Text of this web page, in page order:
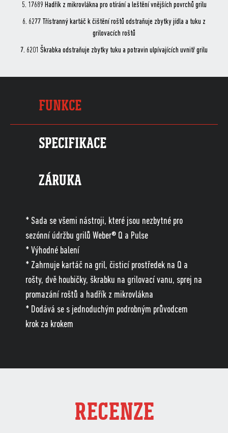
5. 17689 Hadřík z mikrovlákna pro otírání a leštění vnějších povrchů grilu
6. 6277 Třístranný kartáč k čištění roštů odstraňuje zbytky jídla a tuku z
grilovacích roštů
7. 6201 Škrabka odstraňuje zbytky tuku a potravin ulpívajících uvnitř grilu
FUNKCE
SPECIFIKACE
ZÁRUKA
* Sada se všemi nástroji, které jsou nezbytné pro
sezónní údržbu grilů Weber® Q a Pulse
* Výhodné balení
* Zahrnuje kartáč na gril, čisticí prostředek na Q a
rošty, dvě houbičky, škrabku na grilovací vanu, sprej na
promazání roštů a hadřík z mikrovlákna
* Dodává se s jednoduchým podrobným průvodcem
krok za krokem
RECENZE